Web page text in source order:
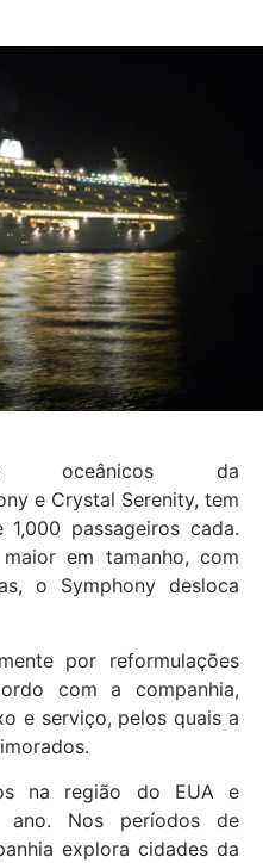
oceânicos da
e Crystal Serenity, tem
passageiros cada.
em tamanho, com
o Symphony desloca
por reformulações
com a companhia,
e serviço, pelos quais a
na região do EUA e
Nos períodos de
explora cidades da